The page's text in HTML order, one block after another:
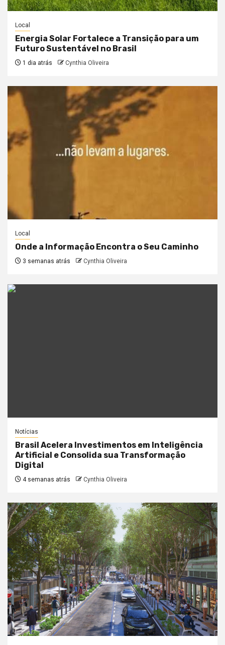
Local
Energia Solar Fortalece a Transição para um
Futuro Sustentável no Brasil
1 dia atrás Cynthia Oliveira
Local
Onde a Informação Encontra o Seu Caminho
3 semanas atrás Cynthia Oliveira
Notícias
Brasil Acelera Investimentos em Inteligência
Artificial e Consolida sua Transformação
Digital
4 semanas atrás Cynthia Oliveira